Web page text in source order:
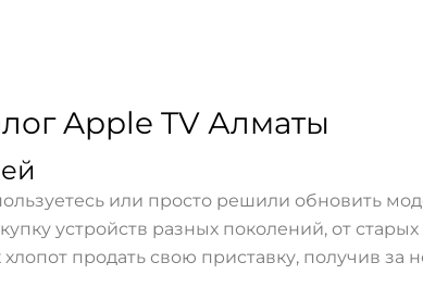
Apple TV Алматы
или просто решили обновить
устройств разных поколений, от
продать свою приставку, получив за